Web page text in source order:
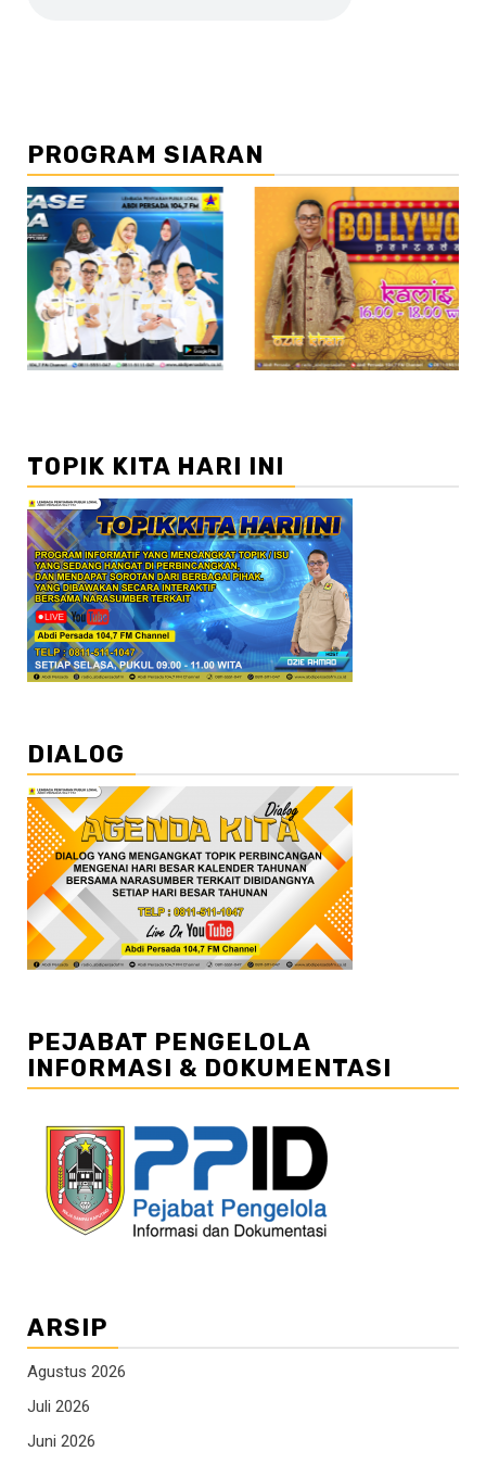
PROGRAM SIARAN
//2 //3
TOPIK KITA HARI INI
DIALOG
PEJABAT PENGELOLA
INFORMASI & DOKUMENTASI
ARSIP
Agustus 2026
Juli 2026
Juni 2026